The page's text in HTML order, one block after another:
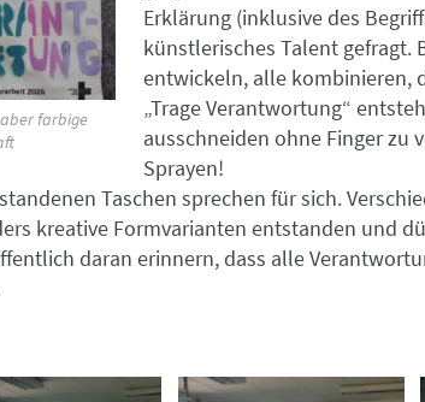
farbige
Erklärung (inklusive des
künstlerisches Talent gefragt.
entwickeln, alle kombinieren,
„Trage Verantwortung“
ausschneiden ohne Finger zu
Sprayen!
Taschen sprechen für sich.
kreative Formvarianten entstanden und
daran erinnern, dass alle